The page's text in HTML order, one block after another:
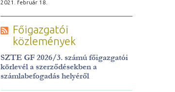
2021. február 18.
Főigazgatói
közlemények
SZTE GF 2026/3. számú főigazgatói
körlevél a szerződésekben a
számlabefogadás helyéről